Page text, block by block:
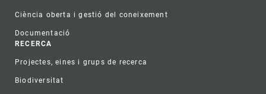
Ciència oberta i gestió del coneixement
Documentació
RECERCA
Projectes, eines i grups de recerca
Biodiversitat